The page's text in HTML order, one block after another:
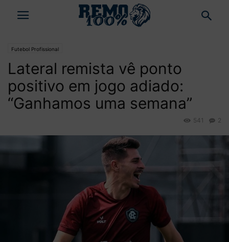
Futebol Profissional
Lateral remista vê ponto
positivo em jogo adiado:
“Ganhamos uma semana”
2
541